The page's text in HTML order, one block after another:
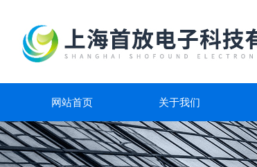
网站首页 关于我们